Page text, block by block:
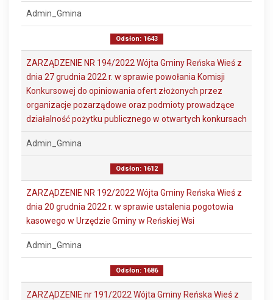
Admin_Gmina
Odsłon: 1643
ZARZĄDZENIE NR 194/2022 Wójta Gminy Reńska Wieś z
dnia 27 grudnia 2022 r. w sprawie powołania Komisji
Konkursowej do opiniowania ofert złożonych przez
organizacje pozarządowe oraz podmioty prowadzące
działalność pożytku publicznego w otwartych konkursach
Admin_Gmina
Odsłon: 1612
ZARZĄDZENIE NR 192/2022 Wójta Gminy Reńska Wieś z
dnia 20 grudnia 2022 r. w sprawie ustalenia pogotowia
kasowego w Urzędzie Gminy w Reńskiej Wsi
Admin_Gmina
Odsłon: 1686
ZARZĄDZENIE nr 191/2022 Wójta Gminy Reńska Wieś z